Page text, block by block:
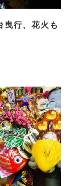
曳行、花火も